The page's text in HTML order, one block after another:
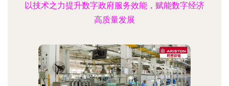
以技术之力提升数字政府服务效能，赋能数字经济
高质量发展